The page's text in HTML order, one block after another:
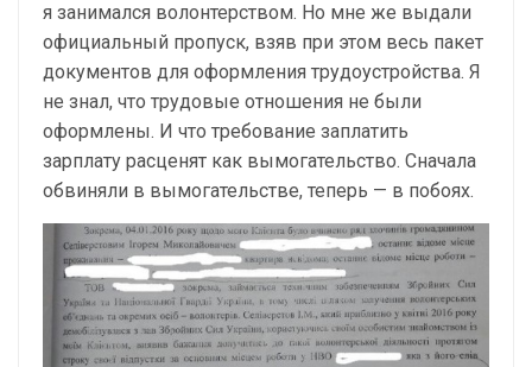
я занимался волонтерством. Но мне же выдали
официальный пропуск, взяв при этом весь пакет
документов для оформления трудоустройства. Я
не знал, что трудовые отношения не были
оформлены. И что требование заплатить
зарплату расценят как вымогательство. Сначала
обвиняли в вымогательстве, теперь — в побоях.